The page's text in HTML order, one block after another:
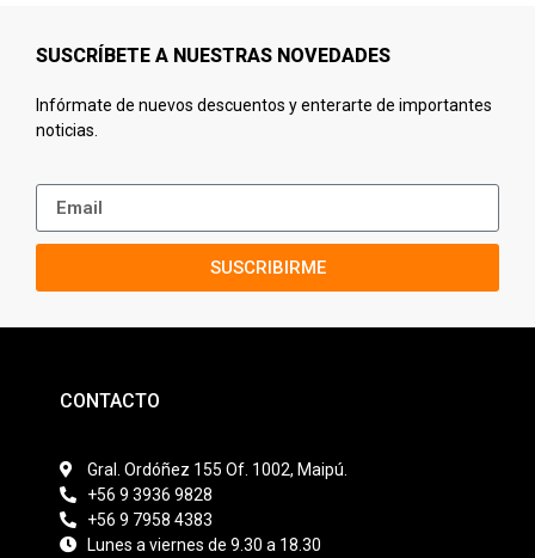
SUSCRÍBETE A NUESTRAS NOVEDADES
Infórmate de nuevos descuentos y enterarte de importantes
noticias.
SUSCRIBIRME
CONTACTO
Gral. Ordóñez 155 Of. 1002, Maipú.
+56 9 3936 9828
+56 9 7958 4383
Lunes a viernes de 9.30 a 18.30